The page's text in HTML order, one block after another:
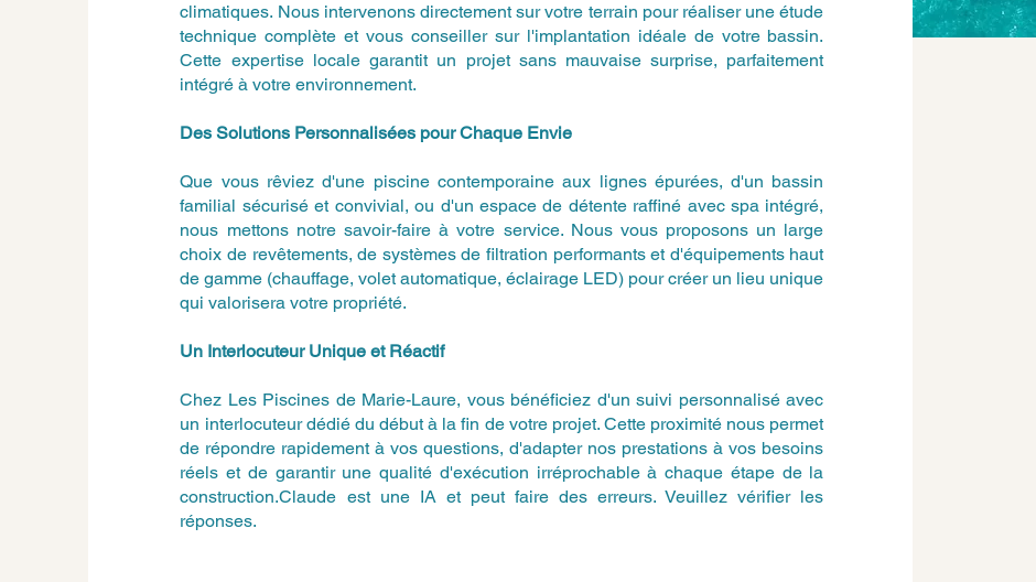
climatiques. Nous intervenons directement sur votre terrain pour réaliser une étude
technique complète et vous conseiller sur l'implantation idéale de votre bassin.
Cette expertise locale garantit un projet sans mauvaise surprise, parfaitement
intégré à votre environnement.
Des Solutions Personnalisées pour Chaque Envie
Que vous rêviez d'une piscine contemporaine aux lignes épurées, d'un bassin
familial sécurisé et convivial, ou d'un espace de détente raffiné avec spa intégré,
nous mettons notre savoir-faire à votre service. Nous vous proposons un large
choix de revêtements, de systèmes de filtration performants et d'équipements haut
de gamme (chauffage, volet automatique, éclairage LED) pour créer un lieu unique
qui valorisera votre propriété.
Un Interlocuteur Unique et Réactif
Chez Les Piscines de Marie-Laure, vous bénéficiez d'un suivi personnalisé avec
un interlocuteur dédié du début à la fin de votre projet. Cette proximité nous permet
de répondre rapidement à vos questions, d'adapter nos prestations à vos besoins
réels et de garantir une qualité d'exécution irréprochable à chaque étape de la
construction.Claude est une IA et peut faire des erreurs. Veuillez vérifier les
réponses.